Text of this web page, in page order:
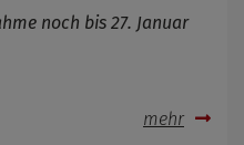
noch bis 27. Januar
mehr